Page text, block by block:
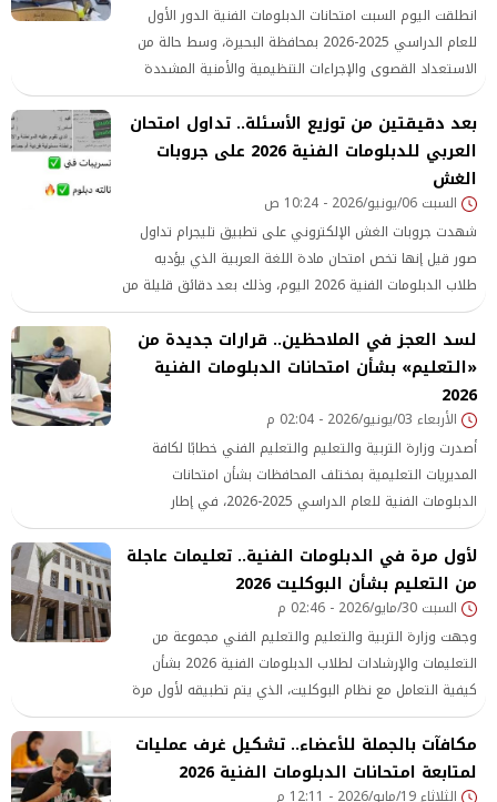
انطلقت اليوم السبت امتحانات الدبلومات الفنية الدور الأول
للعام الدراسي 2025-2026 بمحافظة البحيرة، وسط حالة من
الاستعداد القصوى والإجراءات التنظيمية والأمنية المشددة
التي اتخذتها مديرية التربية والتعليم لضمان انتظام سير
الامتحانات وتوفير الأجواء المناسبة للطلاب داخل اللجان.
بعد دقيقتين من توزيع الأسئلة.. تداول امتحان
العربي للدبلومات الفنية 2026 على جروبات
الغش
السبت 06/يونيو/2026 - 10:24 ص
شهدت جروبات الغش الإلكتروني على تطبيق تليجرام تداول
صور قيل إنها تخص امتحان مادة اللغة العربية الذي يؤديه
طلاب الدبلومات الفنية 2026 اليوم، وذلك بعد دقائق قليلة من
بدء اللجان الامتحانية على مستوى الجمهورية.
لسد العجز في الملاحظين.. قرارات جديدة من
«التعليم» بشأن امتحانات الدبلومات الفنية
2026
الأربعاء 03/يونيو/2026 - 02:04 م
أصدرت وزارة التربية والتعليم والتعليم الفني خطابًا لكافة
المديريات التعليمية بمختلف المحافظات بشأن امتحانات
الدبلومات الفنية للعام الدراسي 2025-2026، في إطار
الاستعدادات المكثفة قبل انطلاق الامتحانات المقرر بدءها يوم
السبت 6 يونيو 2026.
لأول مرة في الدبلومات الفنية.. تعليمات عاجلة
من التعليم بشأن البوكليت 2026
السبت 30/مايو/2026 - 02:46 م
وجهت وزارة التربية والتعليم والتعليم الفني مجموعة من
التعليمات والإرشادات لطلاب الدبلومات الفنية 2026 بشأن
كيفية التعامل مع نظام البوكليت، الذي يتم تطبيقه لأول مرة
في امتحانات الدبلومات الفنية، وذلك استعدادًا لانطلاق
الامتحانات النظرية المقررة يوم 6 يونيو 2026.
مكافآت بالجملة للأعضاء.. تشكيل غرف عمليات
لمتابعة امتحانات الدبلومات الفنية 2026
الثلاثاء 19/مايو/2026 - 12:11 م